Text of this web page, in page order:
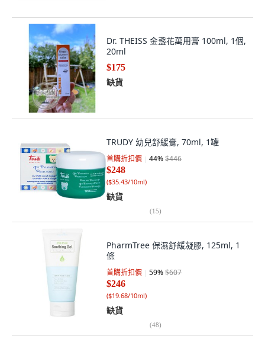
Dr. THEISS 金盞花萬用膏 100ml, 1個,
20ml
$175
缺貨
TRUDY 幼兒舒緩膏, 70ml, 1罐
首購折扣價 44%$446
$248
($35.43/10ml)
缺貨
(15)
PharmTree 保濕舒緩凝膠, 125ml, 1
條
首購折扣價 59%$607
$246
($19.68/10ml)
缺貨
(48)